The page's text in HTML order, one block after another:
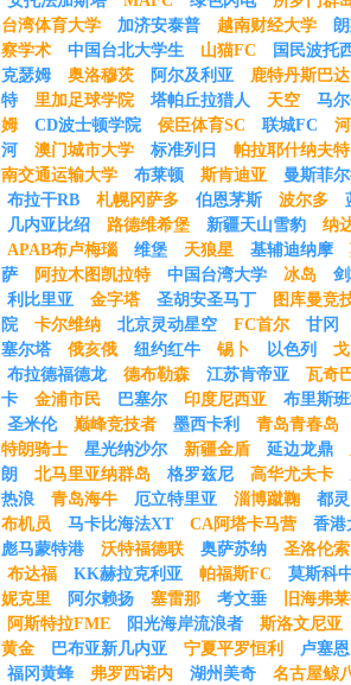
台湾体育大学
加济安泰普 越南财经大学
察学术
中国台北大学生 山猫FC
国民波托
克瑟姆
奥洛穆茨 阿尔及利亚
鹿特丹斯巴达
特
里加足球学院 塔帕丘拉猎人 天空
马
姆
CD波士顿学院 侯臣体育SC 联城FC
河
澳门城市大学 标准列日
帕拉耶什纳夫特
南交通运输大学
布莱顿 斯肯迪亚
曼斯菲
布拉干RB
札幌冈萨多 伯恩茅斯 波尔多
几内亚比绍
路德维希堡 新疆天山雪豹
纳
APAB布卢梅瑙
维堡 天狼星 基辅迪纳摩
萨
阿拉木图凯拉特 中国台湾大学 冰岛
利比里亚
金字塔 圣胡安圣马丁
图库曼竞
院
卡尔维纳 北京灵动星空 FC首尔
甘冈
塞尔塔
俄亥俄 纽约红牛 锡卜 以色列
布拉德福德龙
德布勒森 江苏肯帝亚
瓦奇
卡
金浦市民 巴塞尔 印度尼西亚
布里斯
圣米伦
巅峰竞技者 墨西卡利
青岛青春岛
特朗骑士
星光纳沙尔 新疆金盾 延边龙鼎
朗
北马里亚纳群岛 格罗兹尼 高华尤夫卡
热浪
青岛海牛 厄立特里亚 淄博蹴鞠
都灵
布机员
马卡比海法XT CA阿塔卡马营
香港
彪马蒙特港
沃特福德联 奥萨苏纳
圣洛伦索
布达福
KK赫拉克利亚 帕福斯FC
莫斯科
妮克里
阿尔赖扬 塞雷那 考文垂
旧海弗
阿斯特拉FME
阳光海岸流浪者
斯洛文尼亚
黄金
巴布亚新几内亚 宁夏平罗恒利
卢塞恩
福冈黄蜂
弗罗西诺内 湖州美奇
名古屋鲸